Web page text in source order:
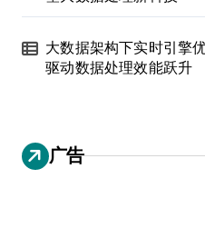
大数据架构下实时引擎
驱动数据处理效能跃升
广告